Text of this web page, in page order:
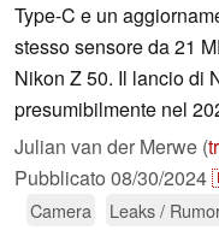
Type-C e un
stesso sensore da 21
Nikon Z 50. Il lancio di
presumibilmente nel
Julian van der Merwe (
Pubblicato 08/30/2024
Camera Leaks /